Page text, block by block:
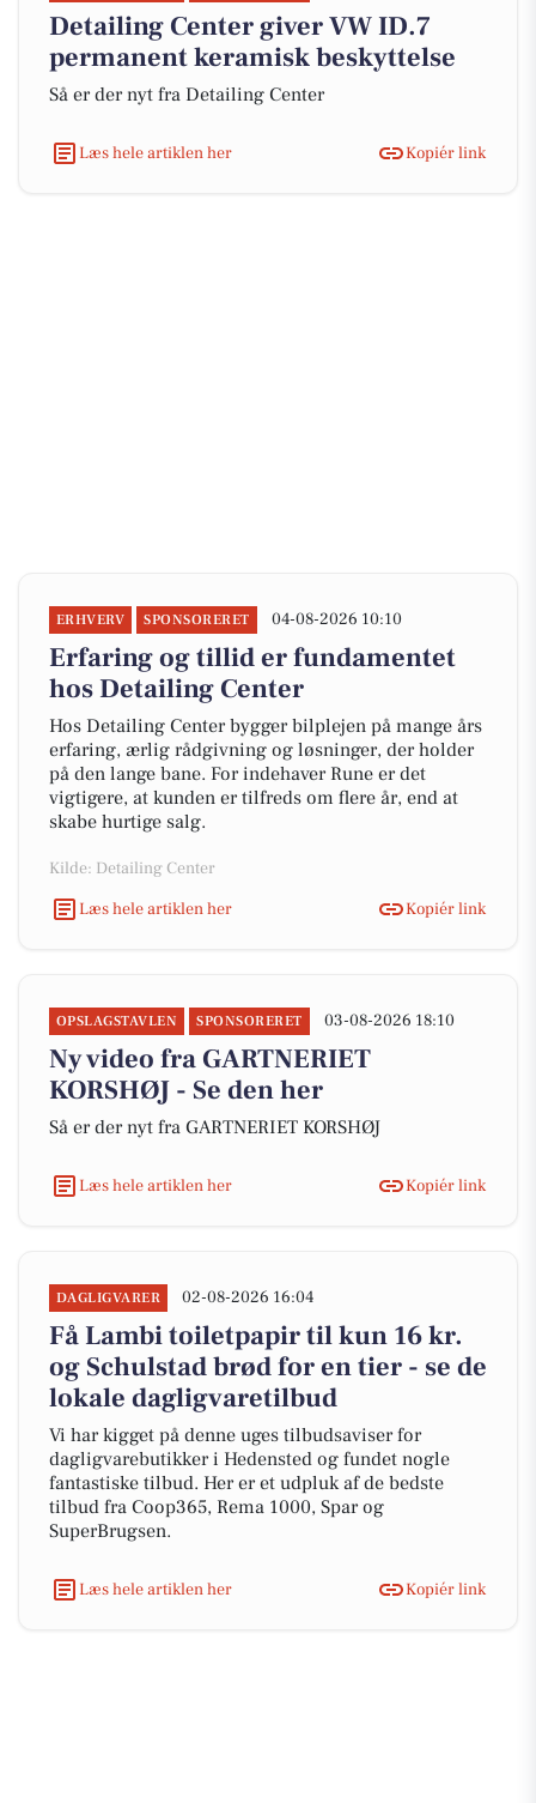
Detailing Center giver VW ID.7
permanent keramisk beskyttelse
Så er der nyt fra Detailing Center
Læs hele artiklen her Kopiér link
ERHVERV SPONSORERET 04-08-2026 10:10
Erfaring og tillid er fundamentet
hos Detailing Center
Hos Detailing Center bygger bilplejen på mange års
erfaring, ærlig rådgivning og løsninger, der holder
på den lange bane. For indehaver Rune er det
vigtigere, at kunden er tilfreds om flere år, end at
skabe hurtige salg.
Kilde: Detailing Center
Læs hele artiklen her
Kopiér link
OPSLAGSTAVLEN SPONSORERET 03-08-2026 18:10
Ny video fra GARTNERIET
KORSHØJ - Se den her
Så er der nyt fra GARTNERIET KORSHØJ
Læs hele artiklen her Kopiér link
DAGLIGVARER 02-08-2026 16:04
Få Lambi toiletpapir til kun 16 kr.
og Schulstad brød for en tier - se de
lokale dagligvaretilbud
Vi har kigget på denne uges tilbudsaviser for
dagligvarebutikker i Hedensted og fundet nogle
fantastiske tilbud. Her er et udpluk af de bedste
tilbud fra Coop365, Rema 1000, Spar og
SuperBrugsen.
Læs hele artiklen her Kopiér link